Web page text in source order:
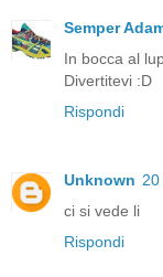
Semper
In bocca al
Divertitevi :D
Rispondi
Unknown 20
ci si vede li
Rispondi